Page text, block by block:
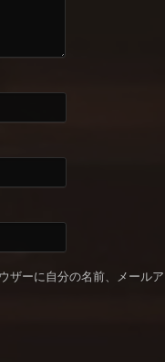
ザーに自分の名前、メール